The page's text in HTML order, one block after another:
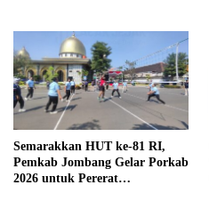
Semarakkan HUT ke-81 RI,
Pemkab Jombang Gelar Porkab
2026 untuk Pererat